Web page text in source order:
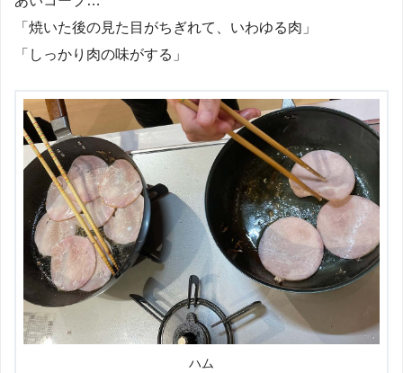
「焼いた後の見た目がちぎれて、いわゆる肉」
「しっかり肉の味がする」
ハム